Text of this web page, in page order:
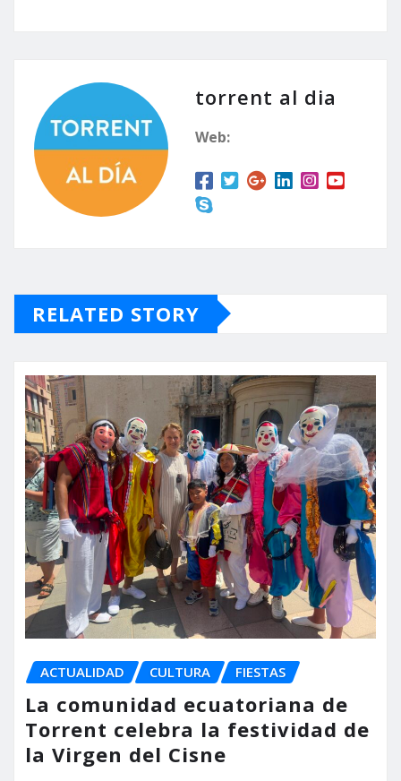
clave en la estrategia de
la Mancomunitat
Intermunicipal de
l’Horta…
torrent al dia
Web:
RELATED STORY
ACTUALIDAD CULTURA FIESTAS
La comunidad ecuatoriana de
Torrent celebra la festividad de
la Virgen del Cisne